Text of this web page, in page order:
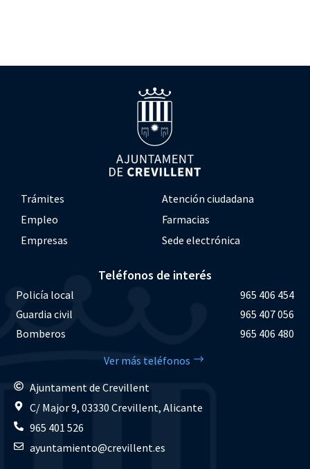
Trámites
Atención ciudadana
Empleo
Farmacias
Empresas
Sede electrónica
Teléfonos de interés
Policía local
965 406 454
Guardia civil
965 407 056
Bomberos
965 406 480
Ver más teléfonos
Ajuntament de Crevillent
C/ Major 9, 03330 Crevillent, Alicante
965 401 526
ayuntamiento@crevillent.es